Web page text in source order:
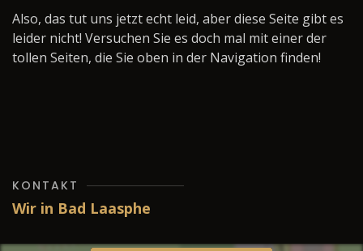
Also, das tut uns jetzt echt leid, aber diese Seite gibt es
leider nicht! Versuchen Sie es doch mal mit einer der
tollen Seiten, die Sie oben in der Navigation finden!
KONTAKT
Wir in Bad Laasphe